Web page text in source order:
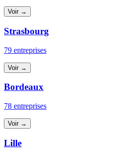
Voir →
Strasbourg
79 entreprises
Voir →
Bordeaux
78 entreprises
Voir →
Lille